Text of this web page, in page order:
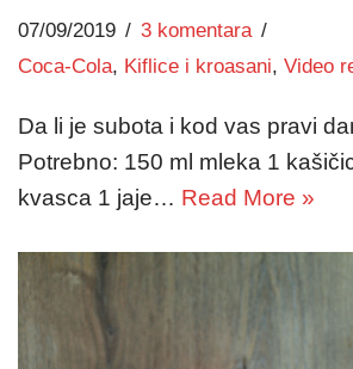
07/09/2019
3 komentara
Coca-Cola, Kiflice i kroasani, Video
Da li je subota i kod vas pravi
Potrebno: 150 ml mleka 1
kvasca 1 jaje… Read More »